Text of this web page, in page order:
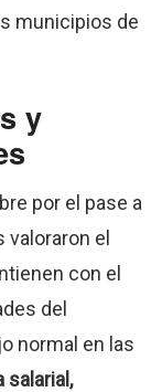
municipios de
y
por el pase a
valoraron el
con el
del
normal en las
salarial,